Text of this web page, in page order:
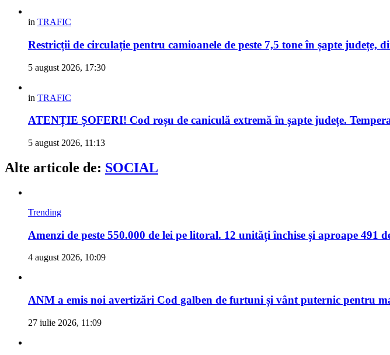
in TRAFIC
Restricții de circulație pentru camioanele de peste 7,5 tone în șapte județe,
5 august 2026, 17:30
in TRAFIC
ATENȚIE ȘOFERI! Cod roșu de caniculă extremă în șapte județe.
5 august 2026, 11:13
Alte articole de: SOCIAL
Trending
Amenzi de peste 550.000 de lei pe litoral. 12 unități închise și aproape 491
4 august 2026, 10:09
ANM a emis noi avertizări Cod galben de furtuni și vânt puternic pentru
27 iulie 2026, 11:09